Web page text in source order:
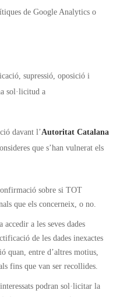
de Google Analytics o
supressió, oposició i
sol·licitud a
davant l’Autoritat Catalana
que s’han vulnerat els
sobre si TOT
que els concerneix, o no.
accedir a les seves dades
de les dades inexactes
quan, entre d’altres motius,
fins que van ser recollides.
podran sol·licitar la